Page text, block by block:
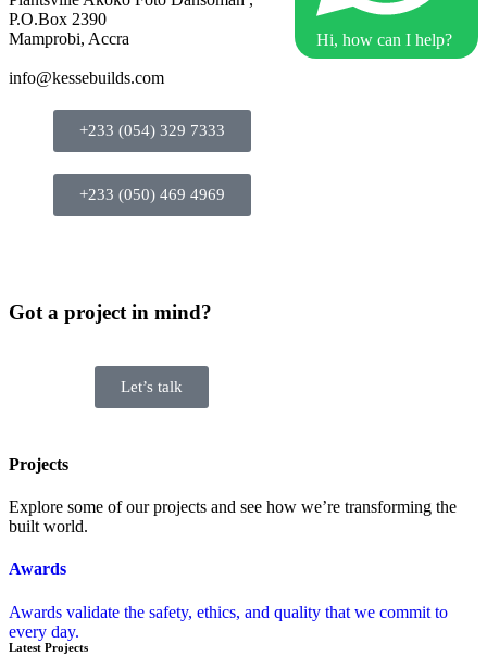
Hi, how can I help?
P.O.Box 2390
Mamprobi, Accra
info@kessebuilds.com
+233 (054) 329 7333
+233 (050) 469 4969
Got a project in mind?
Let’s talk
Projects
Explore some of our projects and see how we’re transforming the
built world.
Awards
Awards validate the safety, ethics, and quality that we commit to
every day.
Latest Projects